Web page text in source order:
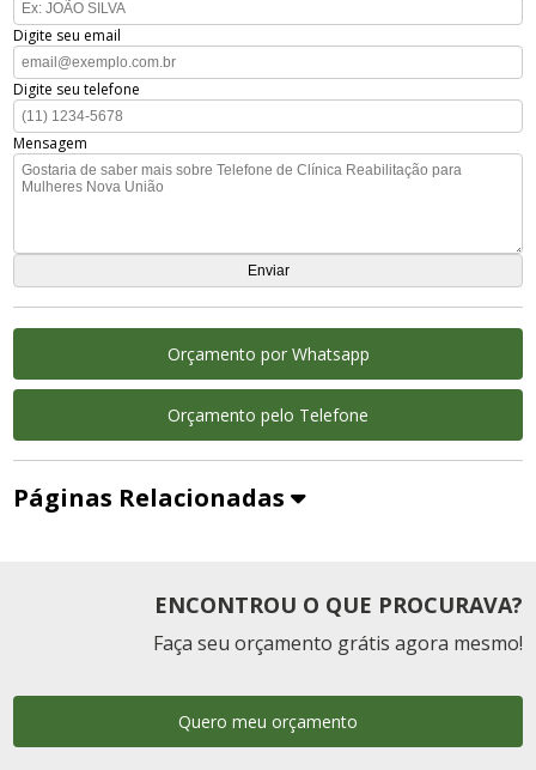
Digite seu email
Digite seu telefone
Mensagem
Orçamento por Whatsapp
Orçamento pelo Telefone
Páginas Relacionadas
ENCONTROU O QUE PROCURAVA?
Faça seu orçamento grátis agora mesmo!
Quero meu orçamento